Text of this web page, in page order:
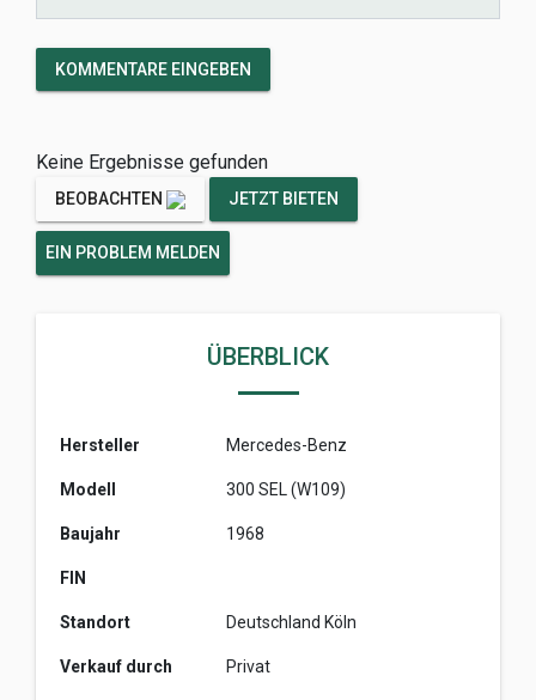
KOMMENTARE EINGEBEN
Keine Ergebnisse gefunden
BEOBACHTEN JETZT BIETEN
EIN PROBLEM MELDEN
ÜBERBLICK
Hersteller Mercedes-Benz
Modell 300 SEL (W109)
Baujahr 1968
FIN
Standort Deutschland Köln
Verkauf durch Privat